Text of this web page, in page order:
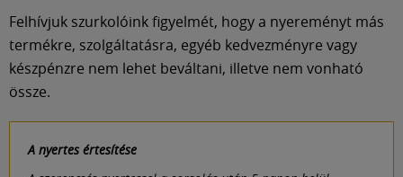
Felhívjuk szurkolóink figyelmét, hogy a nyereményt más
termékre, szolgáltatásra, egyéb kedvezményre vagy
készpénzre nem lehet beváltani, illetve nem vonható
össze.
A nyertes értesítése